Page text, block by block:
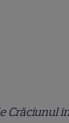
Crăciunul